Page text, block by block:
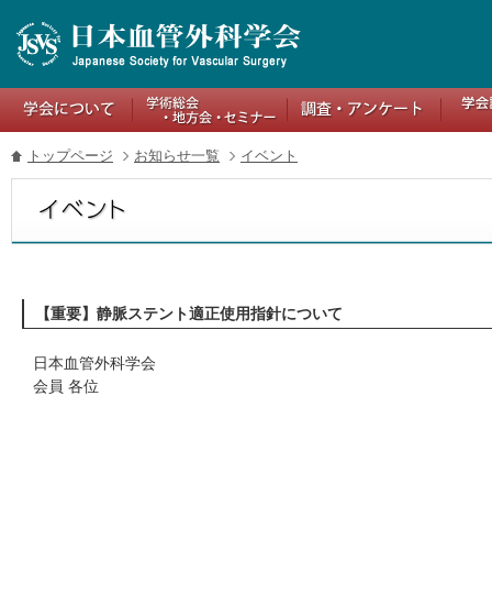
トップページ お知らせ一覧 イベント
【重要】静脈ステント適正使用指針について
日本血管外科学会
会員 各位